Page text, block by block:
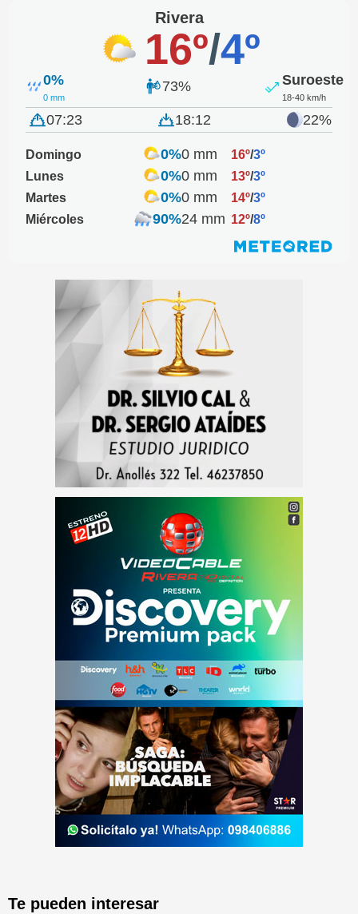
Rivera
16º/4º
0%
0 mm
73% Suroeste
18-40 km/h
07:23 18:12 22%
Domingo 0%0 mm 16º/3º
Lunes
0%0 mm 13º/3º
Martes
0%0 mm 14º/3º
Miércoles
90%24 mm 12º/8º
Te pueden interesar